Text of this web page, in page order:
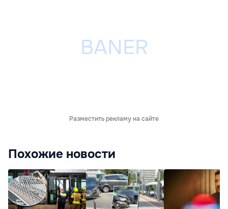
Разместить рекламу на сайте
Похожие новости